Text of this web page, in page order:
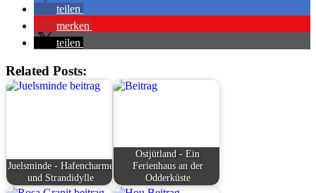
teilen
merken
teilen
Related Posts:
Juelsminde - Hafencharme
und Strandidylle
Ostjütland - Ein
Ferienhaus an der
Odderküste